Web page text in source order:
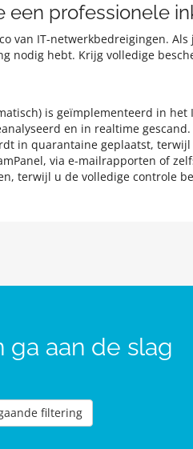
een professionele
van IT-netwerkbedreigingen.
nodig hebt. Krijg volledige
is geïmplementeerd in
en in realtime
in quarantaine geplaatst,
via e-mailrapporten of
terwijl u de volledige controle
ga aan de slag
filtering